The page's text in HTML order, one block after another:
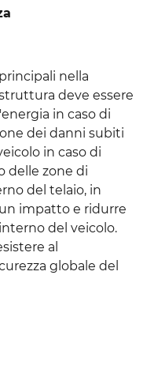
nella
deve essere
in caso di
dei danni subiti
in caso di
delle zone di
del telaio, in
impatto e ridurre
del veicolo.
al
globale del